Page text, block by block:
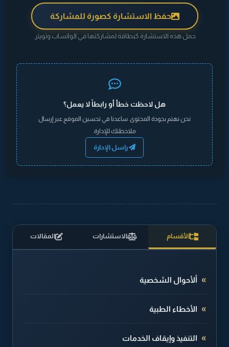
حفظ الاستشارة كصورة للمشاركة
حمل هذه الاستشارة كبطاقة لمشاركتها في الواتساب وتويتر.
هل لاحظت خطأ أو رابطاً لا يعمل؟
نحن نهتم بجودة المحتوى. ساعدنا في تحسين الموقع عبر إرسال
ملاحظتك للإدارة.
راسل الإدارة
الأقسام الاستشارات المقالات
ألأحوال الشخصية
الأخطاء الطبية
التنفيذ وإيقاف الخدمات